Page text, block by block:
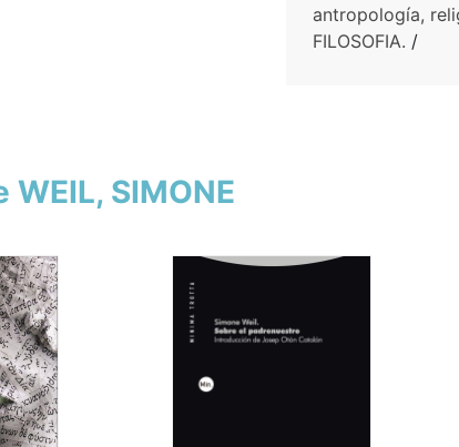
antropología,
FILOSOFIA. /
SIMONE